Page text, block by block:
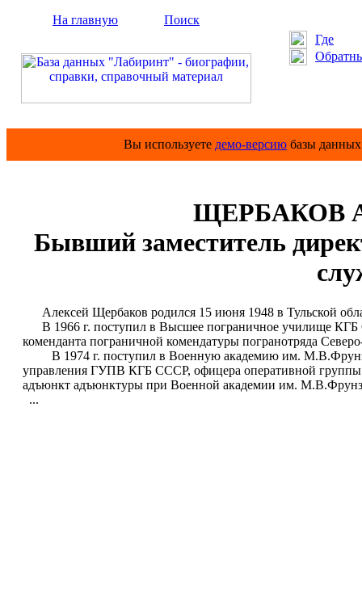
На главную
Поиск
Где
Вы используете демо-версию базы
ЩЕРБАКОВ
Бывший заместитель
Алексей Щербаков родился 15 июня 1948 в Тульской
В 1966 г. поступил в Высшее пограничное училище КГБ
коменданта пограничной комендатуры погранотряда
В 1974 г. поступил в Военную академию им.
управления ГУПВ КГБ СССР, офицера оперативной
адъюнкт адъюнктуры при Военной академии им.
...